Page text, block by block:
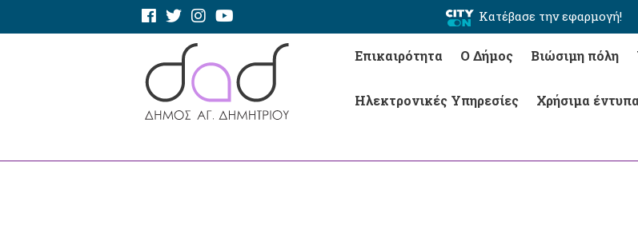
Κατέβασε την εφαρμογή!
Επικαιρότητα Ο Δήμος Βιώσιμη πόλη
Ηλεκτρονικές Υπηρεσίες Χρήσιμα έντυπα